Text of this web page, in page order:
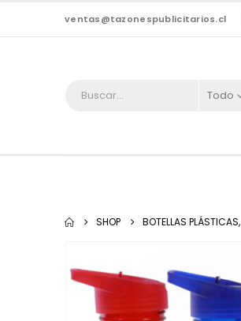
ventas@tazonespublicitarios.cl
Todo
SHOP BOTELLAS PLÁSTICAS,